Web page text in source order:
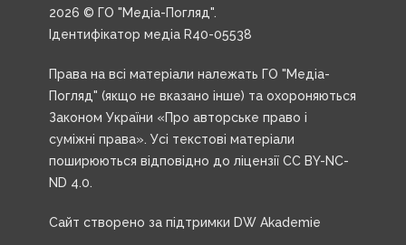
2026 © ГО "Медіа-Погляд".
Ідентифікатор медіа R40-05538
Права на всі матеріали належать ГО "Медіа-
Погляд" (якщо не вказано інше) та охороняються
Законом України «Про авторське право і
суміжні права». Усі текстові матеріали
поширюються відповідно до ліцензії CC BY-NC-
ND 4.0.
Сайт створено за підтримки DW Akademie